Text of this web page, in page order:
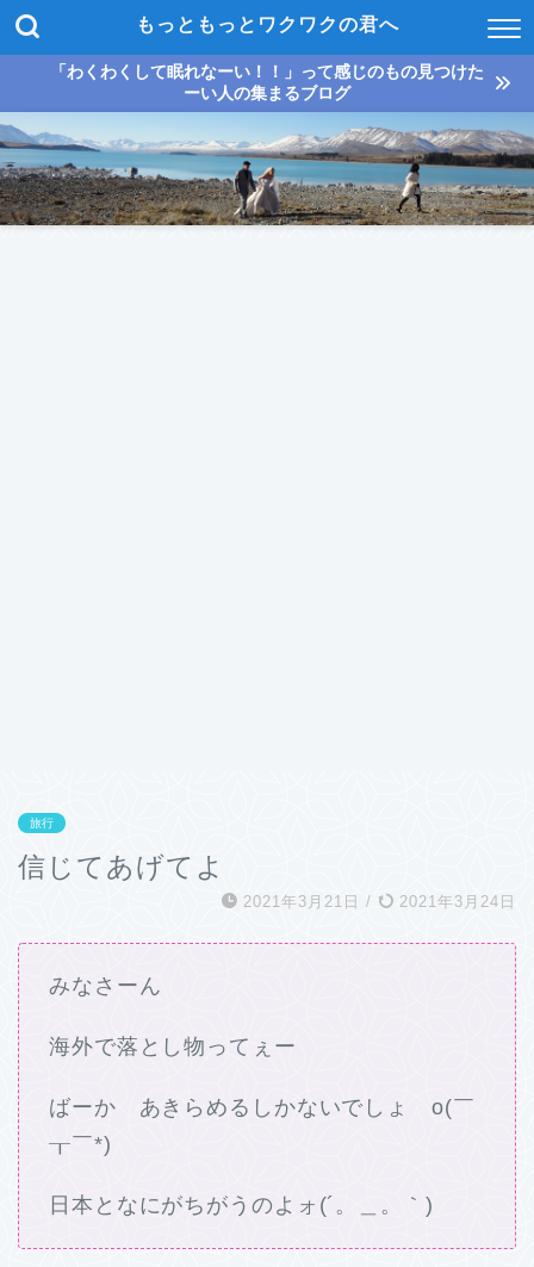
もっともっとワクワクの君へ
「わくわくして眠れなーい！！」って感じのもの見つけた
ーい人の集まるブログ
旅行
信じてあげてよ
2021年3月21日 / 2021年3月24日
みなさーん
海外で落とし物ってぇー
ばーか あきらめるしかないでしょ o(￣
┰￣*)ゞ
日本となにがちがうのよォ(´。＿。｀)